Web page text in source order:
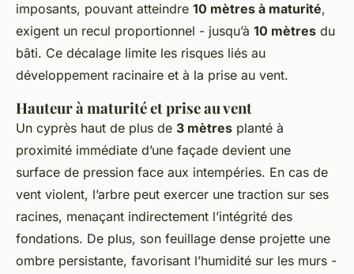
imposants, pouvant atteindre 10 mètres à maturité,
exigent un recul proportionnel - jusqu’à 10 mètres du
bâti. Ce décalage limite les risques liés au
développement racinaire et à la prise au vent.
Hauteur à maturité et prise au vent
Un cyprès haut de plus de 3 mètres planté à
proximité immédiate d’une façade devient une
surface de pression face aux intempéries. En cas de
vent violent, l’arbre peut exercer une traction sur ses
racines, menaçant indirectement l’intégrité des
fondations. De plus, son feuillage dense projette une
ombre persistante, favorisant l’humidité sur les murs -